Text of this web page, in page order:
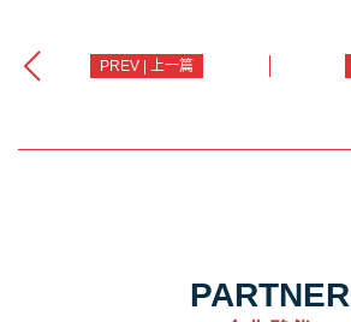
PREV | 上一篇
PARTNER